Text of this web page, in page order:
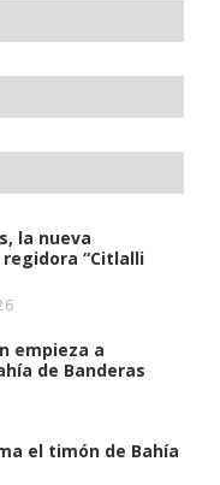
la nueva
“Citlalli
empieza a
de Banderas
el timón de Bahía